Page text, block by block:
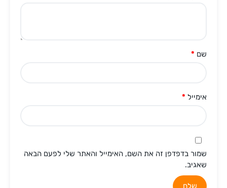
שם *
אימייל *
שמור בדפדפן זה את השם, האימייל והאתר שלי לפעם הבאה
שאגיב.